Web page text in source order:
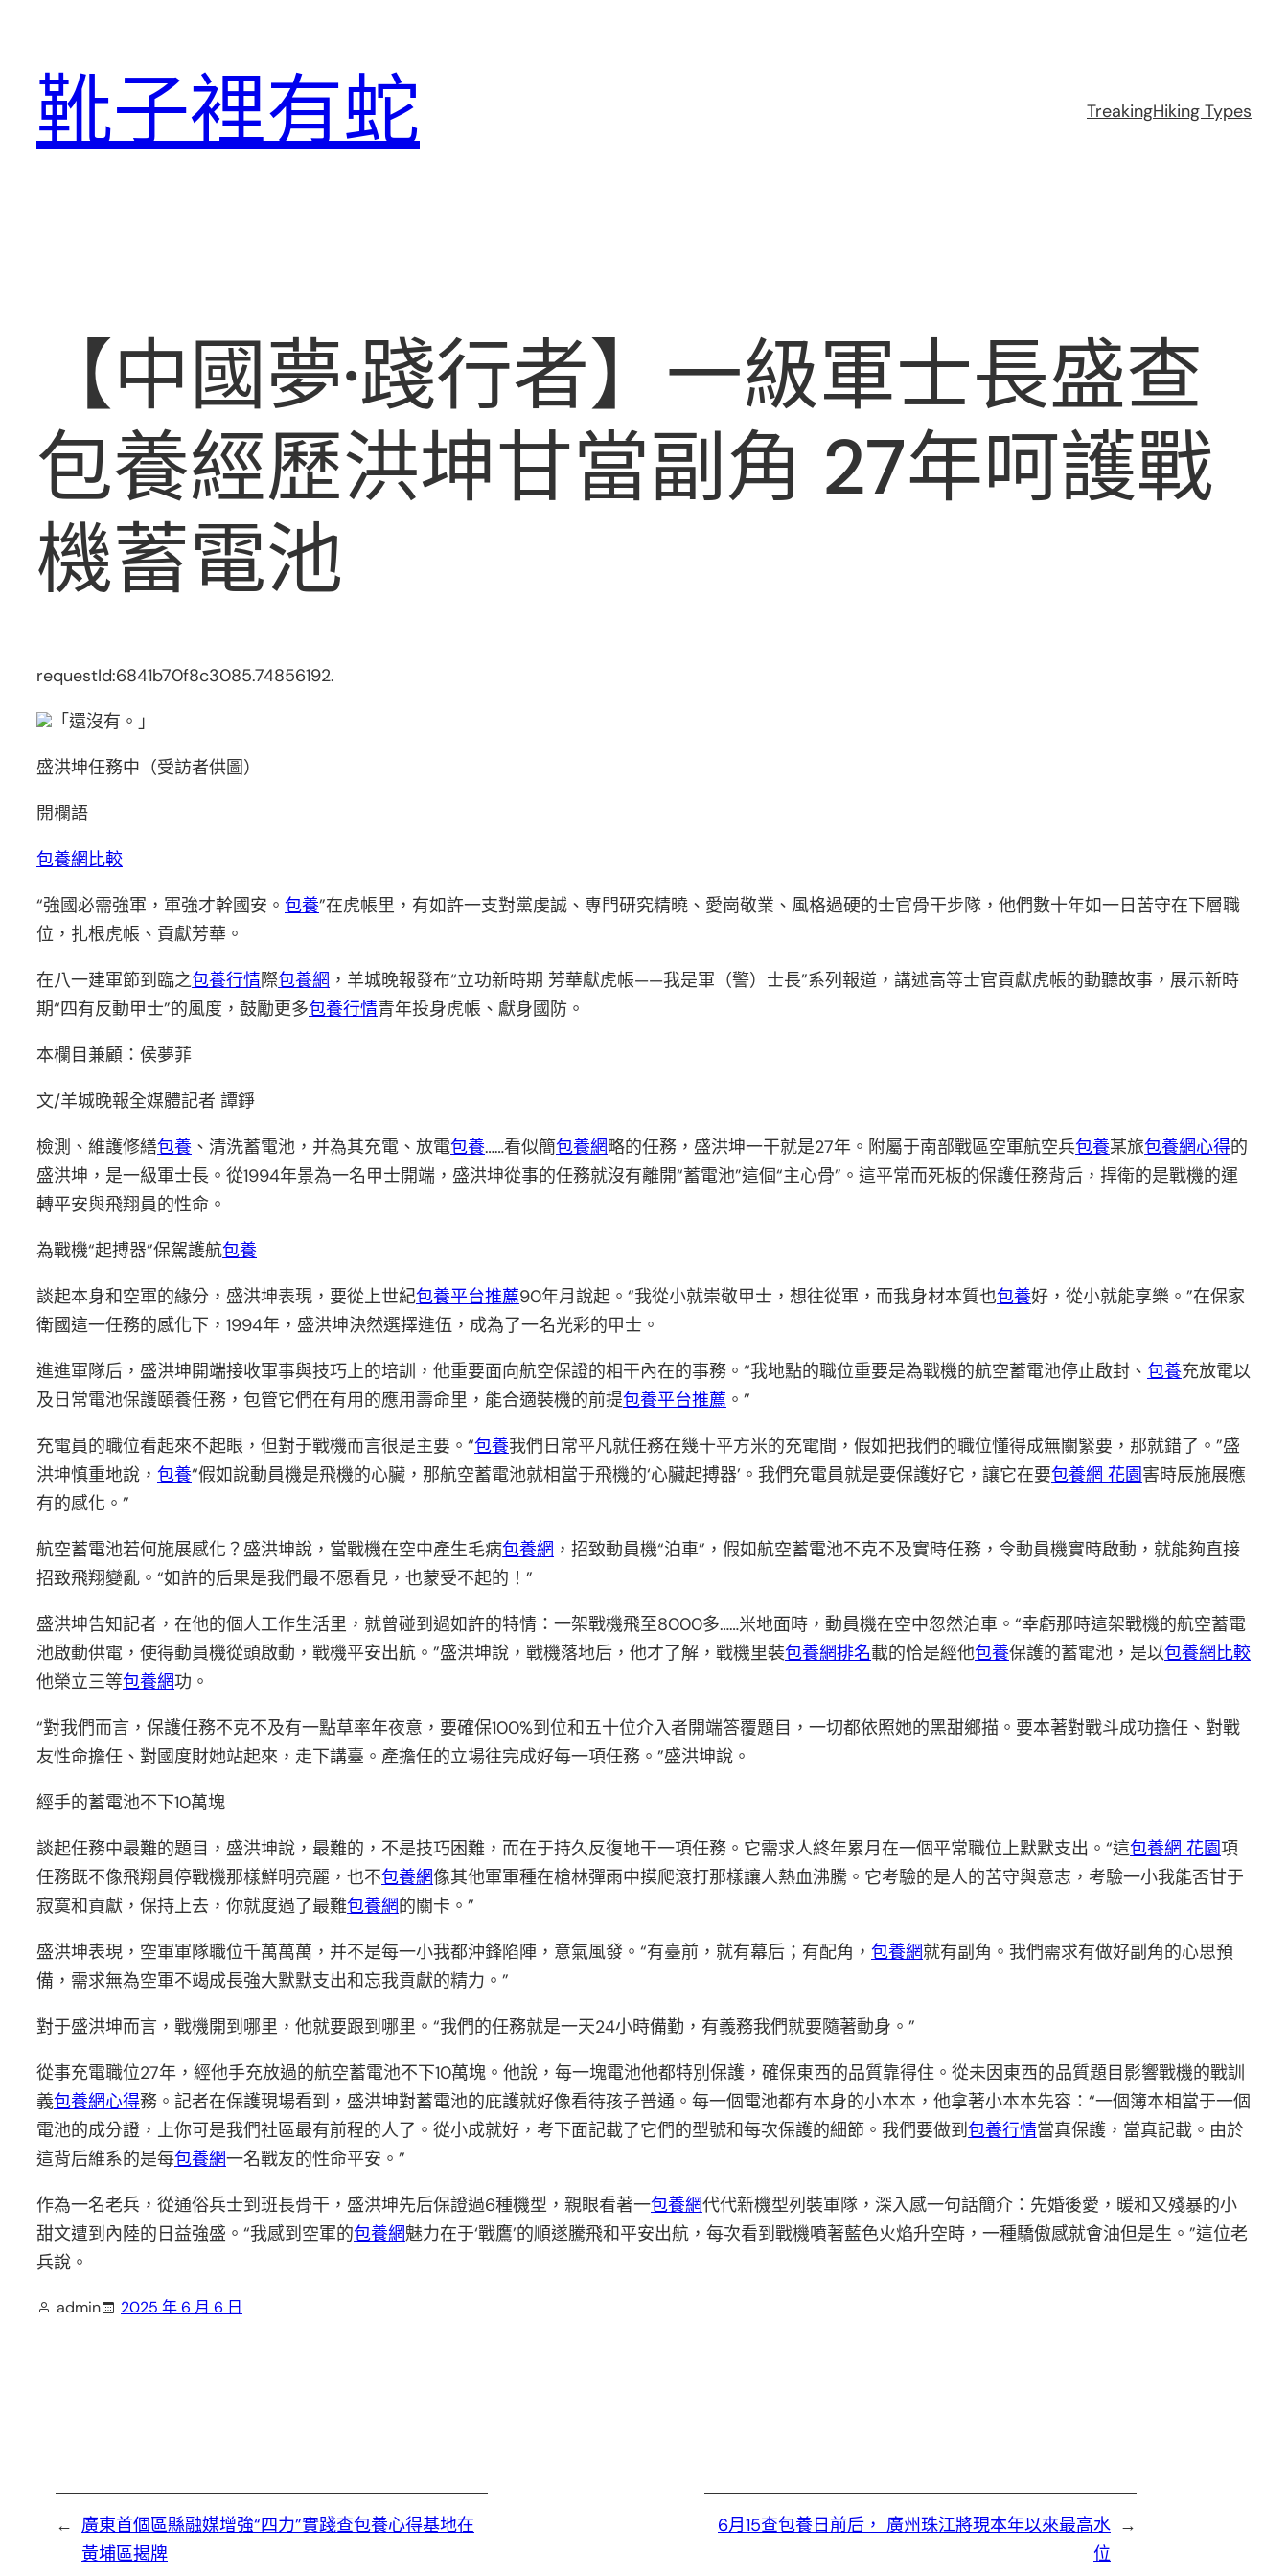
靴子裡有蛇 TreakingHiking Types
【中國夢·踐行者】一級軍士長盛查
包養經歷洪坤甘當副角 27年呵護戰
機蓄電池
requestId:6841b70f8c3085.74856192.
「還沒有。」
盛洪坤任務中（受訪者供圖）
開欄語
包養網比較
“強國必需強軍，軍強才幹國安。 包養”在虎帳里，有如許一支對黨虔誠、專門研究精曉、愛崗敬業、風格過硬的士官骨干步隊，他們數十年如一日苦守在下層職
位，扎根虎帳、貢獻芳華。
在八一建軍節到臨之包養行情際包養網 ，羊城晚報發布“立功新時期 芳華獻虎帳——我是軍（警）士長”系列報道，講述高等士官貢獻虎帳的動聽故事，展示新時
期“四有反動甲士”的風度，鼓勵更多包養行情青年投身虎帳、獻身國防。
本欄目兼顧：侯夢菲
文/羊城晚報全媒體記者 譚錚
檢測、維護修繕包養 、清洗蓄電池，并為其充電、放電包養……看似簡包養網略的任務，盛洪坤一干就是27年。附屬于南部戰區空軍航空兵包養某旅包養網心得的
盛洪坤，是一級軍士長。從1994年景為一名甲士開端，盛洪坤從事的任務就沒有離開“蓄電池”這個“主心骨”。這平常而死板的保護任務背后，捍衛的是戰機的運
轉平安與飛翔員的性命。
為戰機“起搏器”保駕護航包養
談起本身和空軍的緣分，盛洪坤表現，要從上世紀包養平台推薦90年月說起。“我從小就崇敬甲士，想往從軍，而我身材本質也包養好，從小就能享樂。”在保家
衛國這一任務的感化下，1994年，盛洪坤決然選擇進伍，成為了一名光彩的甲士。
進進軍隊后，盛洪坤開端接收軍事與技巧上的培訓，他重要面向航空保證的相干內在的事務。“我地點的職位重要是為戰機的航空蓄電池停止啟封、 包養充放電以
及日常電池保護頤養任務，包管它們在有用的應用壽命里，能合適裝機的前提包養平台推薦 。”
充電員的職位看起來不起眼，但對于戰機而言很是主要。“包養我們日常平凡就任務在幾十平方米的充電間，假如把我們的職位懂得成無關緊要，那就錯了。”盛
洪坤慎重地說， 包養“假如說動員機是飛機的心臟，那航空蓄電池就相當于飛機的‘心臟起搏器’。我們充電員就是要保護好它，讓它在要包養網 花園害時辰施展應
有的感化。”
航空蓄電池若何施展感化？盛洪坤說，當戰機在空中產生毛病包養網 ，招致動員機“泊車”，假如航空蓄電池不克不及實時任務，令動員機實時啟動，就能夠直接
招致飛翔變亂。“如許的后果是我們最不愿看見，也蒙受不起的！”
盛洪坤告知記者，在他的個人工作生活里，就曾碰到過如許的特情：一架戰機飛至8000多……米地面時，動員機在空中忽然泊車。“幸虧那時這架戰機的航空蓄電
池啟動供電，使得動員機從頭啟動，戰機平安出航。”盛洪坤說，戰機落地后，他才了解，戰機里裝包養網排名載的恰是經他包養保護的蓄電池，是以包養網比較
他榮立三等包養網功。
“對我們而言，保護任務不克不及有一點草率年夜意，要確保100%到位和五十位介入者開端答覆題目，一切都依照她的黑甜鄉描。要本著對戰斗成功擔任、對戰
友性命擔任、對國度財她站起來，走下講臺。產擔任的立場往完成好每一項任務。”盛洪坤說。
經手的蓄電池不下10萬塊
談起任務中最難的題目，盛洪坤說，最難的，不是技巧困難，而在于持久反復地干一項任務。它需求人終年累月在一個平常職位上默默支出。“這包養網 花園項
任務既不像飛翔員停戰機那樣鮮明亮麗，也不包養網像其他軍軍種在槍林彈雨中摸爬滾打那樣讓人熱血沸騰。它考驗的是人的苦守與意志，考驗一小我能否甘于
寂寞和貢獻，保持上去，你就度過了最難包養網的關卡。”
盛洪坤表現，空軍軍隊職位千萬萬萬，并不是每一小我都沖鋒陷陣，意氣風發。“有臺前，就有幕后；有配角， 包養網就有副角。我們需求有做好副角的心思預
備，需求無為空軍不竭成長強大默默支出和忘我貢獻的精力。”
對于盛洪坤而言，戰機開到哪里，他就要跟到哪里。“我們的任務就是一天24小時備勤，有義務我們就要隨著動身。”
從事充電職位27年，經他手充放過的航空蓄電池不下10萬塊。他說，每一塊電池他都特別保護，確保東西的品質靠得住。從未因東西的品質題目影響戰機的戰訓
義包養網心得務。記者在保護現場看到，盛洪坤對蓄電池的庇護就好像看待孩子普通。每一個電池都有本身的小本本，他拿著小本本先容：“一個簿本相當于一個
電池的成分證，上你可是我們社區最有前程的人了。從小成就好，考下面記載了它們的型號和每次保護的細節。我們要做到包養行情當真保護，當真記載。由於
這背后維系的是每包養網一名戰友的性命平安。”
作為一名老兵，從通俗兵士到班長骨干，盛洪坤先后保證過6種機型，親眼看著一包養網代代新機型列裝軍隊，深入感一句話簡介：先婚後愛，暖和又殘暴的小
甜文遭到內陸的日益強盛。“我感到空軍的包養網魅力在于‘戰鷹’的順遂騰飛和平安出航，每次看到戰機噴著藍色火焰升空時，一種驕傲感就會油但是生。”這位老
兵說。
admin 2025 年 6 月 6 日
← 廣東首個區縣融媒增強“四力”實踐查包養心得基地在
黃埔區揭牌
→
6月15查包養日前后， 廣州珠江將現本年以來最高水
位